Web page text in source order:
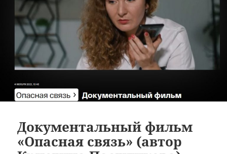
Документальный фильм
«Опасная связь» (автор